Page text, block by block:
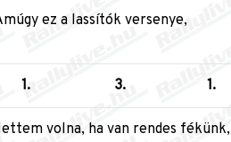
ez a lassítók versenye,
1. 3. 1.
volna, ha van rendes fékünk,